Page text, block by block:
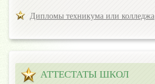
Дипломы техникума или колледжа
АТТЕСТАТЫ ШКОЛ